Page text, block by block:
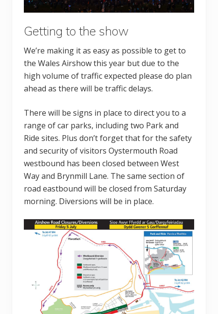
Getting to the show
We’re making it as easy as possible to get to
the Wales Airshow this year but due to the
high volume of traffic expected please do plan
ahead as there will be traffic delays.
There will be signs in place to direct you to a
range of car parks, including two Park and
Ride sites. Plus don’t forget that for the safety
and security of visitors Oystermouth Road
westbound has been closed between West
Way and Brynmill Lane. The same section of
road eastbound will be closed from Saturday
morning. Diversions will be in place.